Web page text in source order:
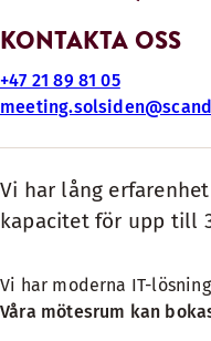
KONTAKTA OSS
+47 21 89 81 05
Vi har lång
kapacitet för upp till
Vi har moderna IT-
Våra mötesrum kan